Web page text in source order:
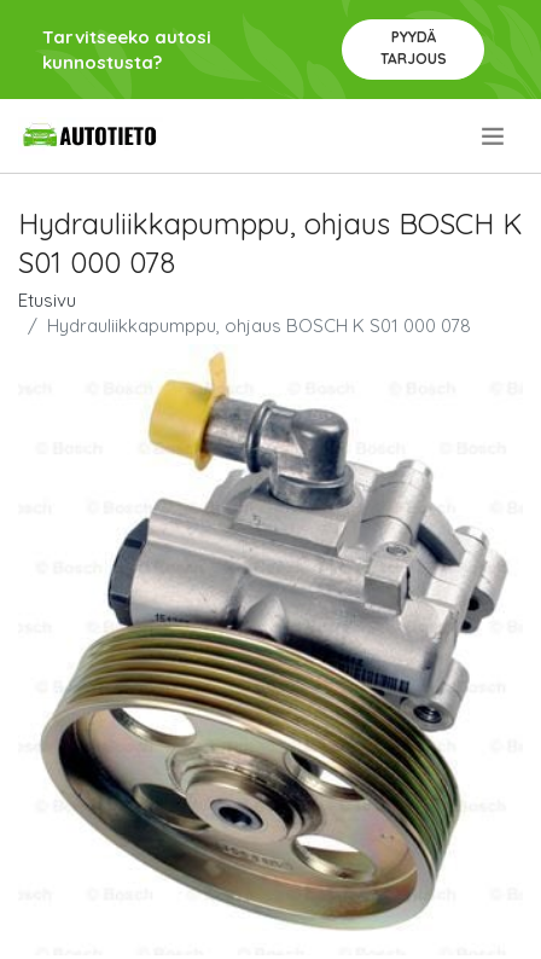
Tarvitseeko autosi
kunnostusta?
PYYDÄ
TARJOUS
Hydrauliikkapumppu, ohjaus BOSCH K
S01 000 078
Etusivu
Hydrauliikkapumppu, ohjaus BOSCH K S01 000 078